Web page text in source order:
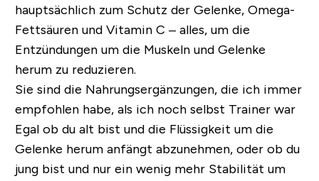
hauptsächlich zum Schutz der Gelenke, Omega-
Fettsäuren und Vitamin C – alles, um die
Entzündungen um die Muskeln und Gelenke
herum zu reduzieren.
Sie sind die Nahrungsergänzungen, die ich immer
empfohlen habe, als ich noch selbst Trainer war
Egal ob du alt bist und die Flüssigkeit um die
Gelenke herum anfängt abzunehmen, oder ob du
jung bist und nur ein wenig mehr Stabilität um